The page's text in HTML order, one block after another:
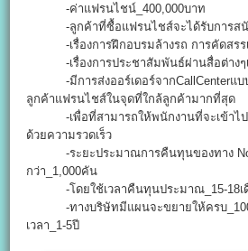
-ค่าแฟรนไชน์_400,000บาท
-ลูกค้าที่ซื้อแฟรนไชส์จะได้รับการสนับ
-เรื่องการฝึกอบรมล้างรถ การคัดสรร
-เรื่องการประชาสัมพันธ์ผ่านสื่อต่างๆเ
-มีการส่งออร์เดอร์จากCallCenterแบบ
ลูกค้าแฟรนไชส์ในจุดที่ใกล้ลูกค้ามากที่สุด
-เพื่อที่สามารถให้พนักงานที่จะเข้าไปใ
ด้วยความรวดเร็ว
-ระยะประมาณการคืนทุนของทาง
กว่า_1,000คัน
-โดยใช้เวลาคืนทุนประมาณ_15-18เ
-ทางบริษัทมีแผนจะขยายให้ครบ_100
เวลา_1-5ปี